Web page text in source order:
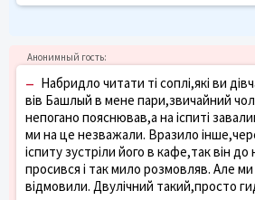
– Набридло читати ті соплі,які ви
вів Башлый в мене пари,звичайний
непогано пояснював,а на іспиті
ми на це незважали. Вразило
іспиту зустріли його в кафе,так він до
просився і так мило розмовляв. Але
відмовили. Двулічний такий,просто